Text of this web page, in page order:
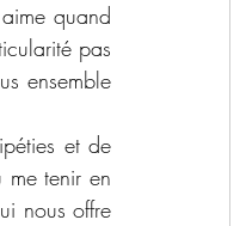
quand
pas
ensemble
et de
me tenir en
nous offre